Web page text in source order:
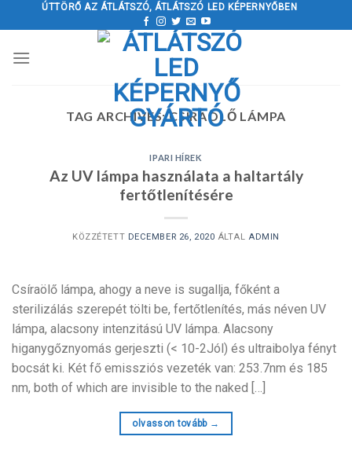
a
ÚTTÖRŐ AZ ÁTLÁTSZÓ, ÁTLÁTSZÓ LED KÉPERNYŐBEN
TAG ARCHIVES:CSÍRAÖLŐ LÁMPA
IPARI HÍREK
Az UV lámpa használata a haltartály
fertőtlenítésére
KÖZZÉTETT DECEMBER 26, 2020 ÁLTALADMIN
Csíraölő lámpa, ahogy a neve is sugallja, főként a
sterilizálás szerepét tölti be, fertőtlenítés, más néven UV
lámpa, alacsony intenzitású UV lámpa. Alacsony
higanygőznyomás gerjeszti (< 10-2Jól) és ultraibolya fényt
bocsát ki. Két fő emissziós vezeték van: 253.7nm és 185
nm, both of which are invisible to the naked […]
olvasson tovább →